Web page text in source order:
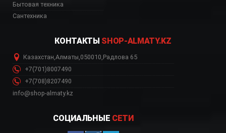
Бытовая техника
Сантехника
КОНТАКТЫ SHOP-ALMATY.KZ
Казахстан,Алматы,050010,Радлова 65
+7(701)8007490
+7(708)8207490
info@shop-almaty.kz
СОЦИАЛЬНЫЕ СЕТИ